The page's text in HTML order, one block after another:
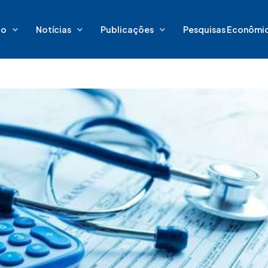
Notícias Publicações Pesquisas